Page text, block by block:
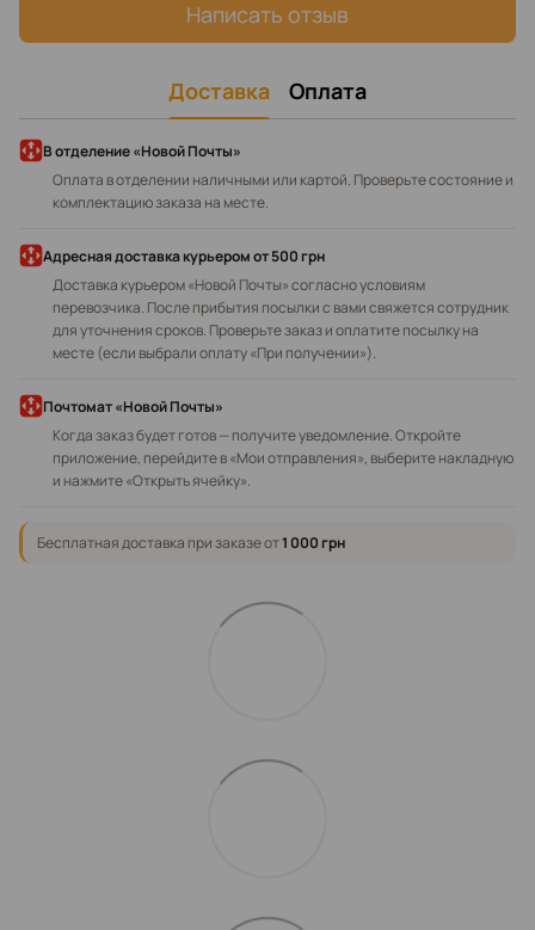
Написать отзыв
Доставка Оплата
В отделение «Новой Почты»
Оплата в отделении наличными или картой. Проверьте состояние и
комплектацию заказа на месте.
Адресная доставка курьеромот 500 грн
Доставка курьером «Новой Почты» согласно условиям
перевозчика. После прибытия посылки с вами свяжется сотрудник
для уточнения сроков. Проверьте заказ и оплатите посылку на
месте (если выбрали оплату «При получении»).
Почтомат «Новой Почты»
Когда заказ будет готов — получите уведомление. Откройте
приложение, перейдите в «Мои отправления», выберите накладную
и нажмите «Открыть ячейку».
Бесплатная доставка при заказе от1 000 грн